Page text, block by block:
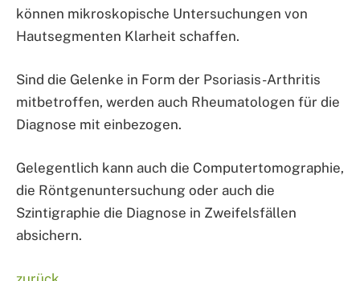
können mikroskopische Untersuchungen von
Hautsegmenten Klarheit schaffen.
Sind die Gelenke in Form der Psoriasis-Arthritis
mitbetroffen, werden auch Rheumatologen für die
Diagnose mit einbezogen.
Gelegentlich kann auch die Computertomographie,
die Röntgenuntersuchung oder auch die
Szintigraphie die Diagnose in Zweifelsfällen
absichern.